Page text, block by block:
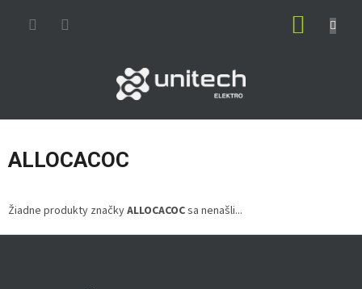
ALLOCACOC
Žiadne produkty značkyALLOCACOCsa nenašli...